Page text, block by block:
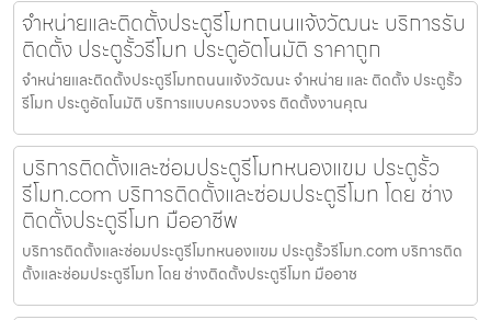
จำหน่ายและติดตั้งประตูรีโมทถนนแจ้งวัฒนะ บริการรับ
ติดตั้ง ประตูรั้วรีโมท ประตูอัตโนมัติ ราคาถูก
จำหน่ายและติดตั้งประตูรีโมทถนนแจ้งวัฒนะ จำหน่าย และ ติดตั้ง ประตูรั้ว
รีโมท ประตูอัตโนมัติ บริการแบบครบวงจร ติดตั้งงานคุณ
บริการติดตั้งและซ่อมประตูรีโมทหนองแขม ประตูรั้ว
รีโมท.com บริการติดตั้งและซ่อมประตูรีโมท โดย ช่าง
ติดตั้งประตูรีโมท มืออาชีพ
บริการติดตั้งและซ่อมประตูรีโมทหนองแขม ประตูรั้วรีโมท.com บริการติด
ตั้งและซ่อมประตูรีโมท โดย ช่างติดตั้งประตูรีโมท มืออาช